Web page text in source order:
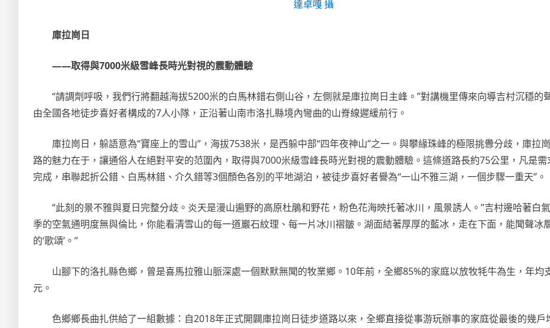
達卓嘎 攝
庫拉崗日
——取得與7000米級雪峰長時光對視的震動體驗
“請調劑呼吸，我們行將翻越海拔5200米的白馬林錯右側山谷，左側就是庫拉崗日主峰。”對講機里傳來向導吉村沉穩的
由全國各地徒步喜好者構成的7人小隊，正沿著山南市洛扎縣境內彎曲的山脊線遲緩前行。
庫拉崗日，躲語意為“寶座上的雪山”，海拔7538米，是西躲中部“四年夜神山”之一。與攀緣珠峰的極限挑釁分歧，庫拉
路的魅力在于，讓通俗人在絕對平安的范圍內，取得與7000米級雪峰長時光對視的震動體驗。這條道路長約75公里，凡是需
完成，串聯起折公錯、白馬林錯、介久錯等3個顏色各別的平地湖泊，被徒步喜好者譽為“一山不雅三湖，一個步驟一重天”。
“此刻的景不雅與夏日完整分歧。炎天是漫山遍野的高原杜鵑和野花，粉色花海映托著冰川，風景誘人。”吉村邊哈著白
季的空氣通明度無與倫比，你能看清雪山的每一道巖石紋理、每一片冰川褶皺。湖面結著厚厚的藍冰，走在下面，能聞聲冰
的‘歌頌’。”
山腳下的洛扎縣色鄉，曾是喜馬拉雅山脈深處一個默默無聞的牧業鄉。10年前，全鄉85%的家庭以放牧牦牛為生，年均
元。
色鄉鄉長曲扎供給了一組數據：自2018年正式開闢庫拉崗日徒步道路以來，全鄉直接從事游玩辦事的家庭從最後的幾戶